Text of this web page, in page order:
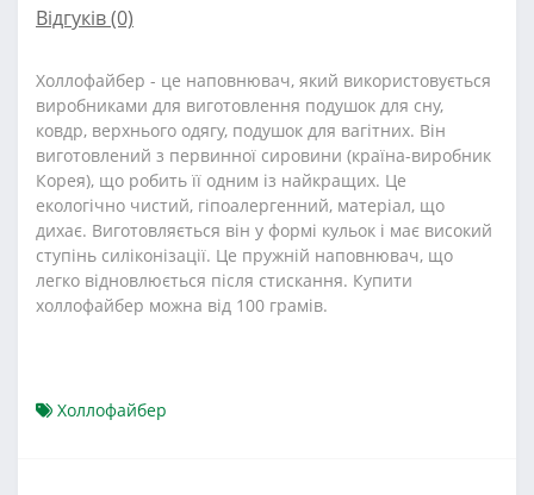
Відгуків (0)
Холлофайбер - це наповнювач, який використовується
виробниками для виготовлення подушок для сну,
ковдр, верхнього одягу, подушок для вагітних. Він
виготовлений з первинної сировини (країна-виробник
Корея), що робить її одним із найкращих. Це
екологічно чистий, гіпоалергенний, матеріал, що
дихає. Виготовляється він у формі кульок і має високий
ступінь силіконізації. Це пружній наповнювач, що
легко відновлюється після стискання. Купити
холлофайбер можна від 100 грамів.
Холлофайбер